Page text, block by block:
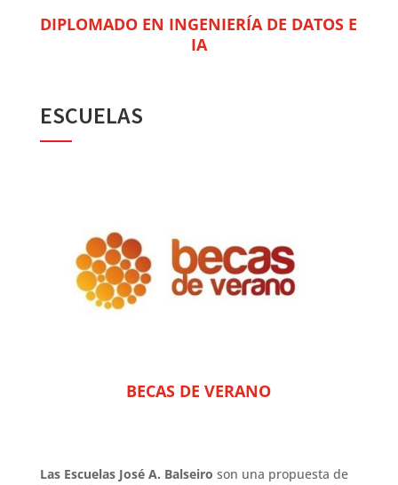
DIPLOMADO EN INGENIERÍA DE DATOS E
IA
ESCUELAS
BECAS DE VERANO
Las Escuelas José A. Balseiro son una propuesta de